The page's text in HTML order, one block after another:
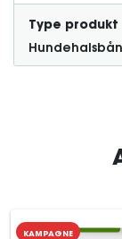
Type produkt
KAMPAGNE